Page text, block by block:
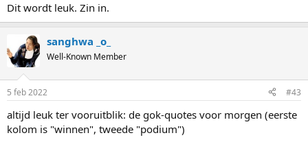
Dit wordt leuk. Zin in.
sanghwa _o_
Well-Known Member
5 feb 2022 #43
altijd leuk ter vooruitblik: de gok-quotes voor morgen (eerste
kolom is "winnen", tweede "podium")